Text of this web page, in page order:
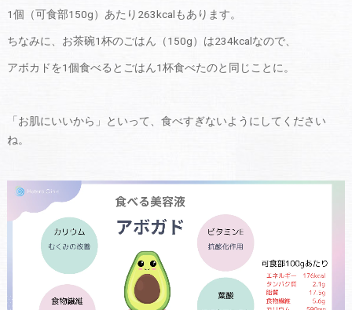
1個（可食部150g）あたり263kcalもあります。
ちなみに、お茶碗1杯のごはん（150g）は234kcalなので、
アボカドを1個食べるとごはん1杯食べたのと同じことに。
「お肌にいいから」といって、食べすぎないようにしてください
ね。